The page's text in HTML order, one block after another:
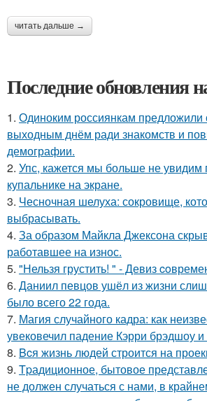
читать дальше →
Последние обновления
1. Одиноким россиянкам предложили
выходным днём ради знакомств и
демографии.
2. Упс, кажется мы больше не увидим
купальнике на экране.
3. Чесночная шелуха: сокровище,
выбрасывать.
4. За образом Майкла Джексона
работавшее на износ.
5. "Нельзя грустить! " - Девиз
6. Даниил певцов ушёл из жизни
было всего 22 года.
7. Магия случайного кадра: как
увековечил падение Кэрри брэдшоу и
8. Bcя жизнь людей строится на
9. Tpадиционное, бытовое
не должен случаться с нами, в